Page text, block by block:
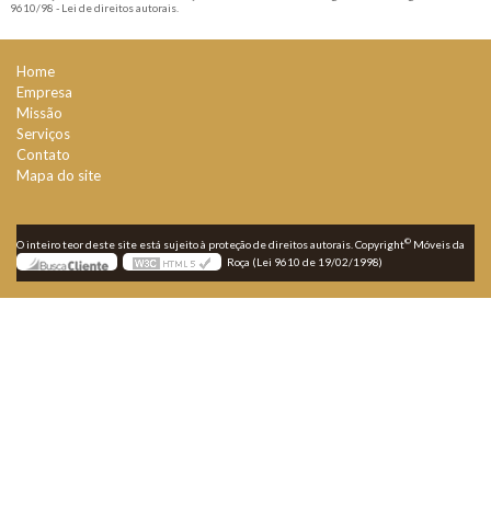
9610/98 - Lei de direitos autorais.
Home
Empresa
Missão
Serviços
Contato
Mapa do site
O inteiro teor deste site está sujeito à proteção de direitos autorais. Copyright© Móveis da
Roça (Lei 9610 de 19/02/1998)